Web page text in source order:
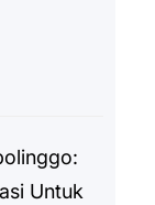
Untuk